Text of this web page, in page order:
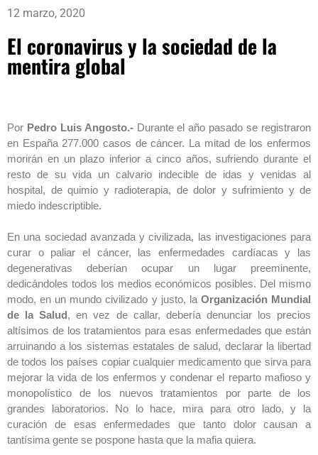
12 marzo, 2020
El coronavirus y la sociedad de la
mentira global
Por Pedro Luis Angosto.- Durante el año pasado se registraron
en España 277.000 casos de cáncer. La mitad de los enfermos
morirán en un plazo inferior a cinco años, sufriendo durante el
resto de su vida un calvario indecible de idas y venidas al
hospital, de quimio y radioterapia, de dolor y sufrimiento y de
miedo indescriptible.
En una sociedad avanzada y civilizada, las investigaciones para
curar o paliar el cáncer, las enfermedades cardíacas y las
degenerativas deberían ocupar un lugar preeminente,
dedicándoles todos los medios económicos posibles. Del mismo
modo, en un mundo civilizado y justo, la Organización Mundial
de la Salud, en vez de callar, debería denunciar los precios
altísimos de los tratamientos para esas enfermedades que están
arruinando a los sistemas estatales de salud, declarar la libertad
de todos los países copiar cualquier medicamento que sirva para
mejorar la vida de los enfermos y condenar el reparto mafioso y
monopolístico de los nuevos tratamientos por parte de los
grandes laboratorios. No lo hace, mira para otro lado, y la
curación de esas enfermedades que tanto dolor causan a
tantísima gente se pospone hasta que la mafia quiera.